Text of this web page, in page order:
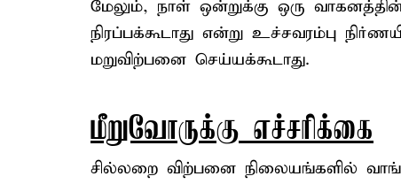
மேலும், நாள் ஒன்றுக்கு ஒரு
நிரப்பக்கூடாது என்று உச்சவரம்பு
மறுவிற்பனை செய்யக்கூடாது.
மீறுவோருக்கு எச்சரிக்கை
சில்லறை விற்பனை நிலையங்களில்